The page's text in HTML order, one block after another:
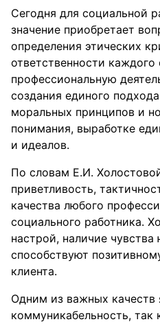
Сегодня для социальной
значение приобретает
определения этических
ответственности
профессиональную
создания единого
моральных принципов и
понимания, выработке
и идеалов.
По словам Е.И.
приветливость,
качества любого
социального работника.
настрой, наличие
способствуют
клиента.
Одним из важных качеств
коммуникабельность, так